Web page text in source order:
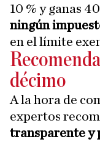
10 % y ganas
ningún
en el límite
décimo
A la hora de
expertos
transparente y